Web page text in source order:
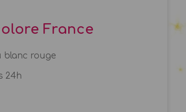
France
blanc rouge
24h